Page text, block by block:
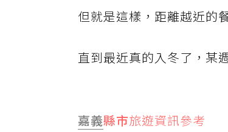
但就是這樣，距離越近的
直到最近真的入冬了，某
嘉義縣市旅遊資訊參考